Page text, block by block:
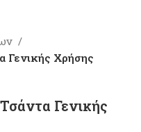
Γενικής Χρήσης
Γενικής